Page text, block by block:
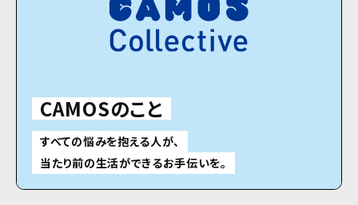
CAMOSのこと
すべての悩みを抱える人が、
当たり前の生活ができるお手伝いを。